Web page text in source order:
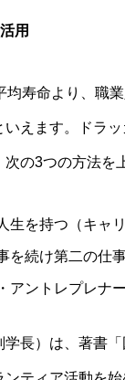
用
均寿命より、職
いえます。ドラ
の3つの方法を
生を持つ（キャリ
を続け第二の仕
アントレプレナ
長）は、著書